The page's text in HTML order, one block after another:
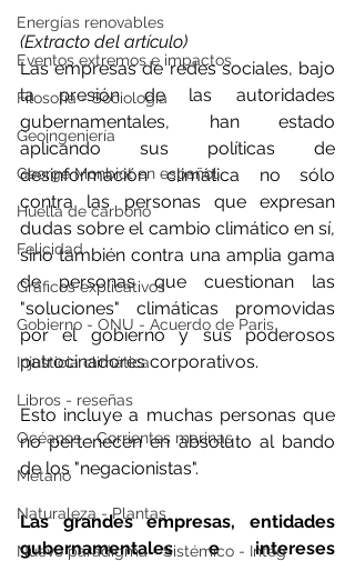
Energías renovables
Eventos extremos e impactos
Filosofía - Sociología
Geoingeniería
George Monbiot en español
Huella de carbono
Felicidad
Gráficos explicativos
Gobierno - ONU - Acuerdo de Paris
Injusticia climática
Libros - reseñas
Océanos - Corrientes marinas
Metano
Naturaleza - Plantas
Nuevo paradigma - Sistémico - Integ
(Extracto del artículo)
Las empresas de redes sociales, bajo
la presión de las autoridades
gubernamentales, han estado
aplicando sus políticas de
desinformación climática no sólo
contra las personas que expresan
dudas sobre el cambio climático en sí,
sino también contra una amplia gama
de personas que cuestionan las
"soluciones" climáticas promovidas
por el gobierno y sus poderosos
patrocinadores corporativos.
Esto incluye a muchas personas que
no pertenecen en absoluto al bando
de los "negacionistas".
Las grandes empresas, entidades
gubernamentales e intereses